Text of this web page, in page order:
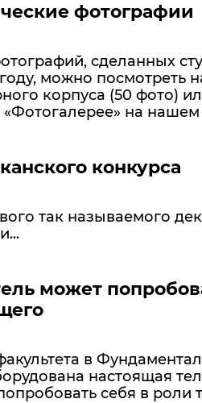
фотографии
сделанных
можно посмотреть
корпуса (50 фото)
Фотогалерее» на нашем
конкурса
так называемого
может
в
настоящая
себя в роли